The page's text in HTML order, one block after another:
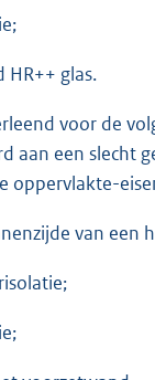
HR++ glas.
voor de
aan een slecht
oppervlakte-
van een